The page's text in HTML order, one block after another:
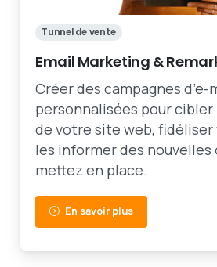
Tunnel de vente
Email Marketing &
Créer des campagnes d’e-
personnalisées pour
de votre site web,
les informer des nouvelles
mettez en place.
En savoir plus